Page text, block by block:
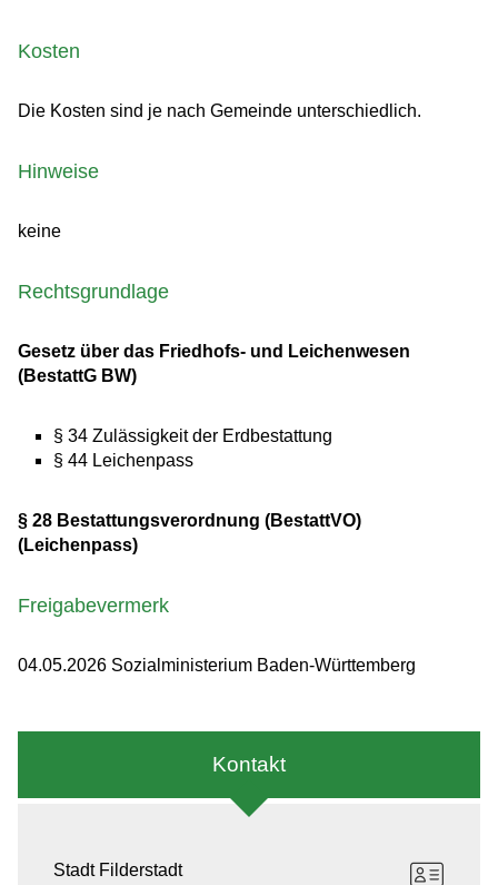
Kosten
Die Kosten sind je nach Gemeinde unterschiedlich.
Hinweise
keine
Rechtsgrundlage
Gesetz über das Friedhofs- und Leichenwesen
(BestattG BW)
§ 34 Zulässigkeit der Erdbestattung
§ 44 Leichenpass
§ 28 Bestattungsverordnung (BestattVO)
(Leichenpass)
Freigabevermerk
04.05.2026 Sozialministerium Baden-Württemberg
Kontakt
Stadt Filderstadt